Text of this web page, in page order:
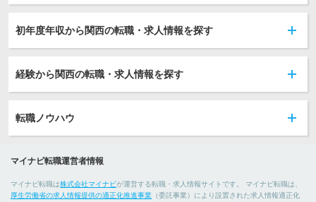
初年度年収から関西の転職・求人情報を探す
経験から関西の転職・求人情報を探す
転職ノウハウ
マイナビ転職運営者情報
マイナビ転職は株式会社マイナビが運営する転職・求人情報サイトです。 マイナビ転職は、
厚生労働省の求人情報提供の適正化推進事業 （委託事業）により設置された求人情報適正化